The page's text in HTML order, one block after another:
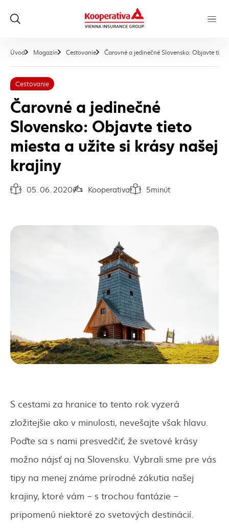
Úvod Magazín Cestovanie Čarovné a jedinečné Slovensko: Objavte
Cestovanie
Čarovné a jedinečné
Slovensko: Objavte tieto
miesta a užite si krásy našej
krajiny
Dátum vydania článku:
05. 06. 2020Autor článku:
KooperativaČas na prečítanie článku:
5minút
S cestami za hranice to tento rok vyzerá
zložitejšie ako v minulosti, nevešajte však hlavu.
Poďte sa s nami presvedčiť, že svetové krásy
možno nájsť aj na Slovensku. Vybrali sme pre vás
tipy na menej známe prírodné zákutia našej
krajiny, ktoré vám – s trochou fantázie –
pripomenú niektoré zo svetových destinácií.